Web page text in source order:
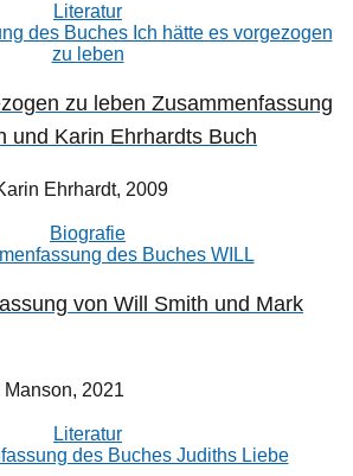
Literatur
zu leben Zusammenfassung
und Karin Ehrhardts Buch
Ehrhardt, 2009
Biografie
von Will Smith und Mark
2021
Literatur